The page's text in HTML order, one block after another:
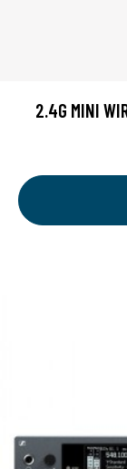
2.4G MINI